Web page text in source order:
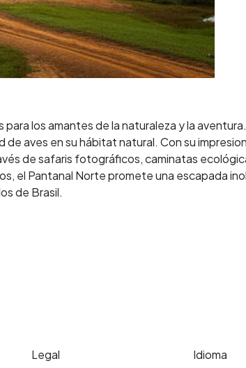
los amantes de la naturaleza y la
aves en su hábitat natural. Con su
de safaris fotográficos, caminatas
el Pantanal Norte promete una escapada
de Brasil.
Legal Idioma